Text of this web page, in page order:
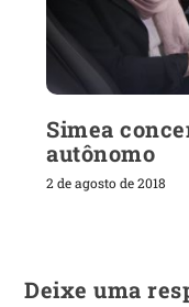
Simea
autônomo
2 de agosto de 2018
Deixe uma